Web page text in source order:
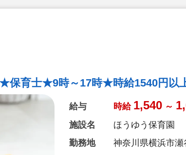
保育士★9時～17時★時給1540円以
給与 時給 1,540 ～
施設名
ほうゆう保育園
勤務地
神奈川県横浜市